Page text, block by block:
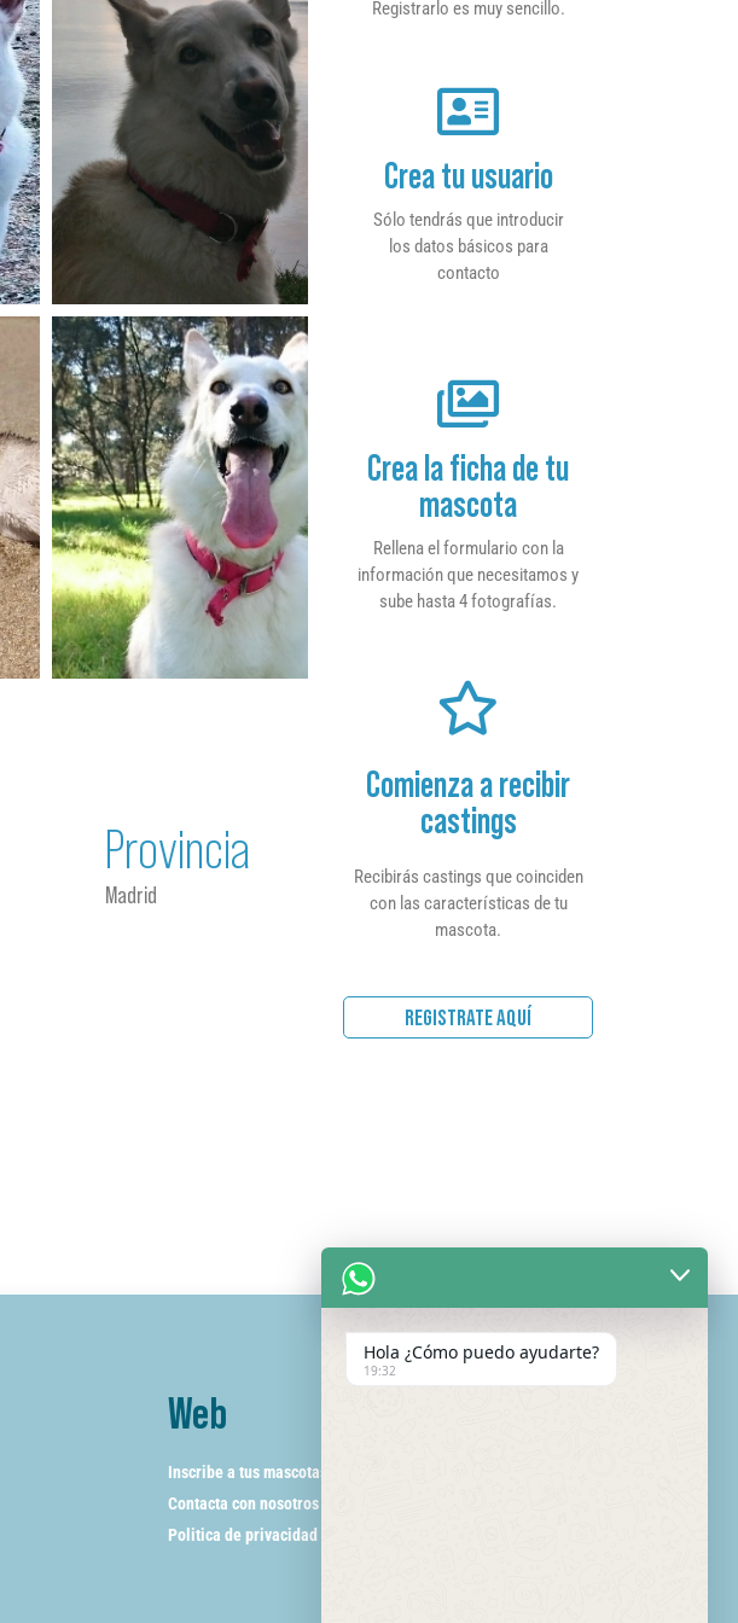
Provincia
Madrid
Registrarlo es muy sencillo.
Crea tu usuario
Sólo tendrás que introducir
los datos básicos para
contacto
Crea la ficha de tu
mascota
Rellena el formulario con la
información que necesitamos y
sube hasta 4 fotografías.
Comienza a recibir
castings
Recibirás castings que coinciden
con las características de tu
mascota.
REGISTRATE AQUÍ
Web
Inscribe a tus mascotas
Contacta con nosotros
Politica de privacidad
Hola ¿Cómo puedo ayudarte?
19:32